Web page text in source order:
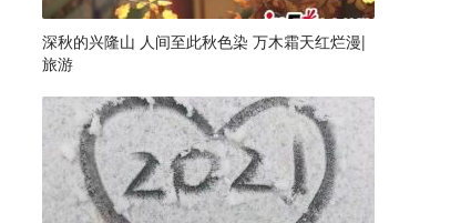
深秋的兴隆山 人间至此秋色染 万木霜天红烂漫|
旅游